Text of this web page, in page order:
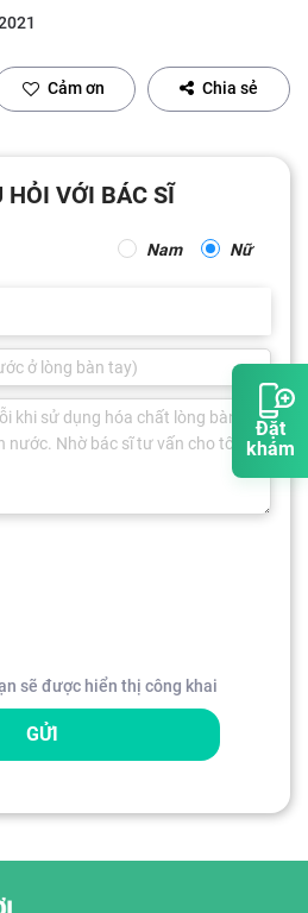
Đặt
khám
Cảm ơn Chia sẻ
HỎI VỚI BÁC SĨ
Nam Nữ
sẽ được hiển thị công khai
GỬI